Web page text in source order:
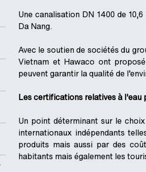
Une canalisation DN 1400 de
Da Nang.
Avec le soutien de sociétés du
Vietnam et Hawaco ont
peuvent garantir la qualité de
Les certifications relatives à
Un point déterminant sur le
internationaux indépendants
produits mais aussi par des
habitants mais également les